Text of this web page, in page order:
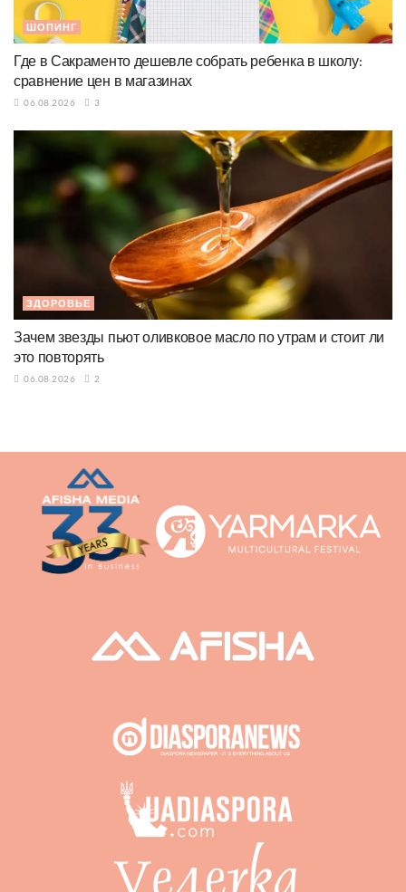
ШОПИНГ
Где в Сакраменто дешевле собрать ребенка в школу:
сравнение цен в магазинах
06.08.2026 3
ЗДОРОВЬЕ
Зачем звезды пьют оливковое масло по утрам и стоит ли
это повторять
06.08.2026 2